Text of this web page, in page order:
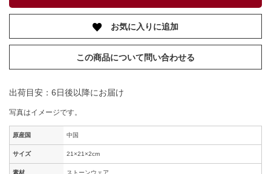
お気に入りに追加
この商品について問い合わせる
出荷目安：6日後以降にお届け
写真はイメージです。
原産国 中国
サイズ 21×21×2cm
素材 ストーンウェア